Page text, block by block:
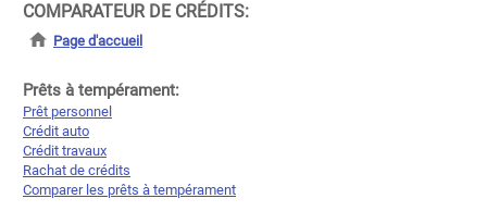
COMPARATEUR DE CRÉDITS:
Page d'accueil
Prêts à tempérament:
Prêt personnel
Crédit auto
Crédit travaux
Rachat de crédits
Comparer les prêts à tempérament